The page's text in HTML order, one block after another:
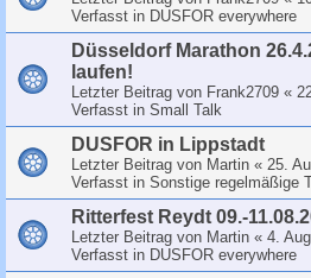
Verfasst in DUSFOR everywhere
Düsseldorf Marathon
laufen!
Letzter Beitrag von Frank2709 «
Verfasst in Small Talk
DUSFOR in Lippstadt
Letzter Beitrag von Martin « 25.
Verfasst in Sonstige regelmäßige
Ritterfest Reydt 09.-
Letzter Beitrag von Martin « 4.
Verfasst in DUSFOR everywhere